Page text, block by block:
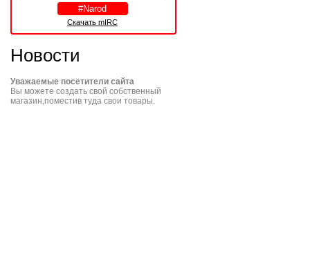
Скачать mIRC
Новости
Уважаемые посетители сайта
Вы можете создать свой собственный
магазин,поместив туда свои товары.